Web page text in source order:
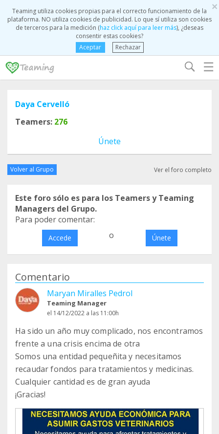
×
Teaming utiliza cookies propias para el correcto funcionamiento de la
plataforma. NO utiliza cookies de publicidad. Lo que sí utiliza son cookies
de terceros para la medición (haz click aquí para leer más), ¿deseas
consentir estas cookies?
Aceptar
Rechazar
☰
Daya Cervelló
Teamers: 276
Únete
Volver al Grupo Ver el foro completo
Este foro sólo es para los Teamers y Teaming
Managers del Grupo.
Para poder comentar:
Accede o Únete
Comentario
Maryan Miralles Pedrol
Teaming Manager
el 14/12/2022 a las 11:00h
Ha sido un año muy complicado, nos encontramos
frente a una crisis encima de otra
Somos una entidad pequeñita y necesitamos
recaudar fondos para tratamientos y medicinas.
Cualquier cantidad es de gran ayuda
¡Gracias!